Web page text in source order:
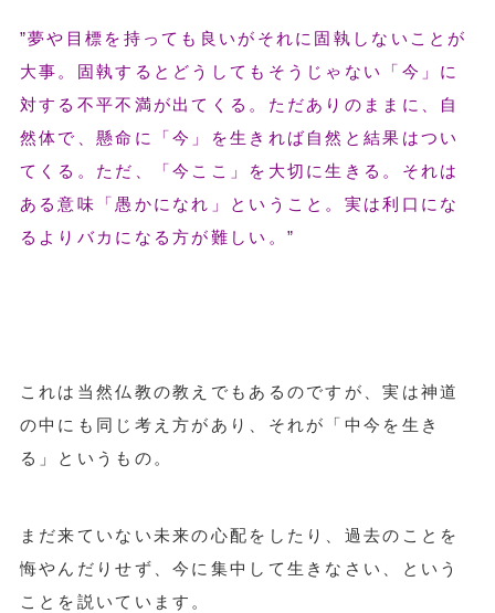
”夢や目標を持っても良いがそれに固執しないことが
大事。固執するとどうしてもそうじゃない「今」に
対する不平不満が出てくる。ただありのままに、自
然体で、懸命に「今」を生きれば自然と結果はつい
てくる。ただ、「今ここ」を大切に生きる。それは
ある意味「愚かになれ」ということ。実は利口にな
るよりバカになる方が難しい。”
これは当然仏教の教えでもあるのですが、実は神道
の中にも同じ考え方があり、それが「中今を生き
る」というもの。
まだ来ていない未来の心配をしたり、過去のことを
悔やんだりせず、今に集中して生きなさい、という
ことを説いています。